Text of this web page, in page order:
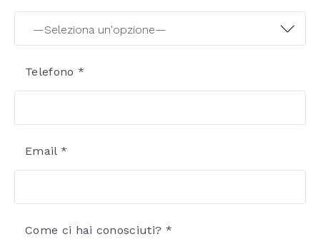
Telefono *
Email *
Come ci hai conosciuti? *